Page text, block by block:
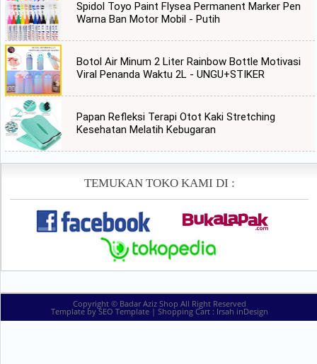
Spidol Toyo Paint Flysea Permanent Marker Pen
Warna Ban Motor Mobil - Putih
Botol Air Minum 2 Liter Rainbow Bottle Motivasi
Viral Penanda Waktu 2L - UNGU+STIKER
Papan Refleksi Terapi Otot Kaki Stretching
Kesehatan Melatih Kebugaran
TEMUKAN TOKO KAMI DI :
Copyright © Badar Aziz Shop All Right Reserved
Template bySEO Template| Shopping Cart : Irsah inDesign